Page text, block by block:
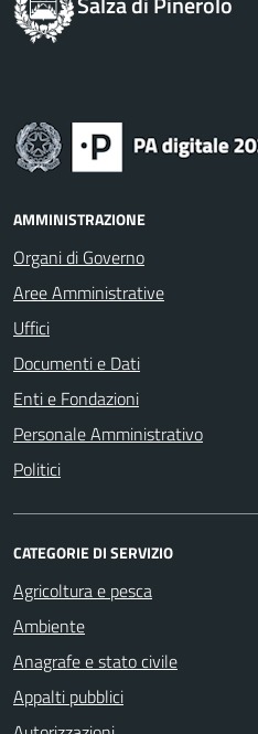
AMMINISTRAZIONE
Organi di Governo
Aree Amministrative
Uffici
Documenti e Dati
Enti e Fondazioni
Personale Amministrativo
Politici
CATEGORIE DI SERVIZIO
Agricoltura e pesca
Ambiente
Anagrafe e stato civile
Appalti pubblici